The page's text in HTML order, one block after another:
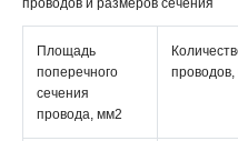
проводов и размеров сечения
Площадь
поперечного
сечения
провода, мм2
проводов,